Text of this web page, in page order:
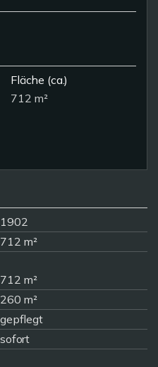
Fläche (ca.)
712 m²
1902
712 m²
712 m²
260 m²
gepflegt
sofort